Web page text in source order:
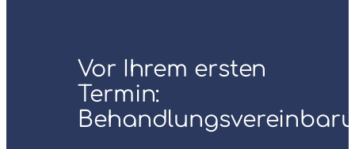
Vor Ihrem ersten
Termin: